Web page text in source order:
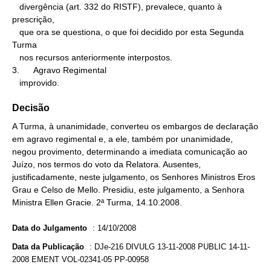
prescrição,
Turma
3.      Agravo Regimental
   improvido.
Decisão
A Turma, à unanimidade, converteu os embargos de declaração
em agravo regimental e, a ele, também por unanimidade,
negou provimento, determinando a imediata comunicação ao
Juízo, nos termos do voto da Relatora. Ausentes,
justificadamente, neste julgamento, os Senhores Ministros Eros
Grau e Celso de Mello. Presidiu, este julgamento, a Senhora
Ministra Ellen Gracie. 2ª Turma, 14.10.2008.
Data do Julgamento : 14/10/2008
Data da Publicação : DJe-216 DIVULG 13-11-2008 PUBLIC 14-11-
2008 EMENT VOL-02341-05 PP-00958